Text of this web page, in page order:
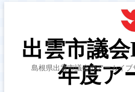
出雲市議
年度ア
島根県出雲市議会のアーカイブ